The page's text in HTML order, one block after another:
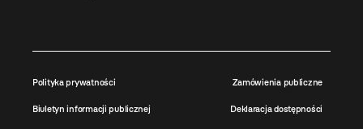
Polityka prywatności Zamówienia publiczne
Biuletyn informacji publicznej Deklaracja dostępności